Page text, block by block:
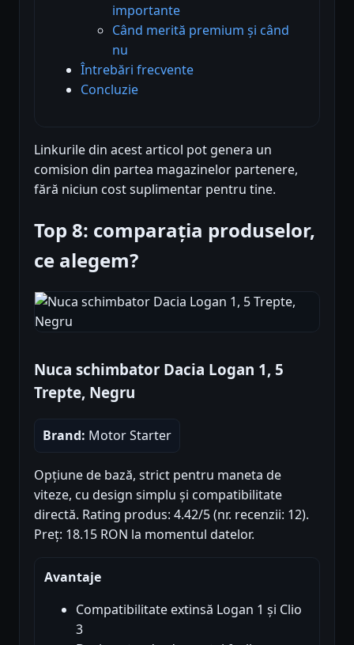
importante
Când merită premium și când
nu
Întrebări frecvente
Concluzie
Linkurile din acest articol pot genera un
comision din partea magazinelor partenere,
fără niciun cost suplimentar pentru tine.
Top 8: comparația produselor,
ce alegem?
Nuca schimbator Dacia Logan 1, 5
Trepte, Negru
Brand: Motor Starter
Opțiune de bază, strict pentru maneta de
viteze, cu design simplu și compatibilitate
directă. Rating produs: 4.42/5 (nr. recenzii: 12).
Preț: 18.15 RON la momentul datelor.
Avantaje
Compatibilitate extinsă Logan 1 și Clio
3